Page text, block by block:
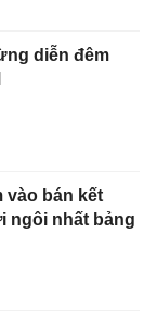
diễn đêm
vào bán kết
ngôi nhất bảng